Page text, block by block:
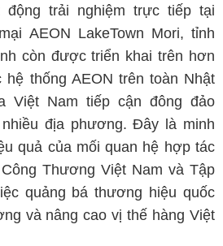
động trải nghiệm trực tiếp tại
AEON LakeTown Mori, tỉnh
còn được triển khai trên hơn
thống AEON trên toàn Nhật
Việt Nam tiếp cận đông đảo
địa phương. Đây là minh
quả của mối quan hệ hợp tác
Thương Việt Nam và Tập
quảng bá thương hiệu quốc
và nâng cao vị thế hàng Việt